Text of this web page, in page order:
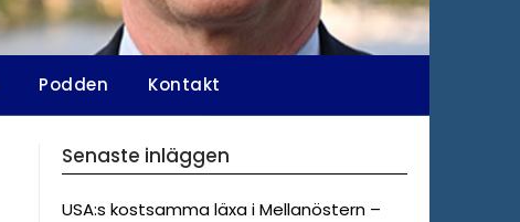
Podden Kontakt
Senaste inläggen
USA:s kostsamma läxa i Mellanöstern –